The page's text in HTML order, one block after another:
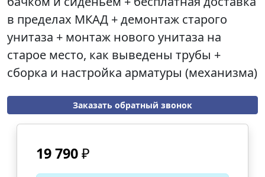
в пределах МКАД + демонтаж старого
унитаза + монтаж нового унитаза на
старое место, как выведены трубы +
сборка и настройка арматуры (механизма)
Заказать обратный звонок
19 790₽